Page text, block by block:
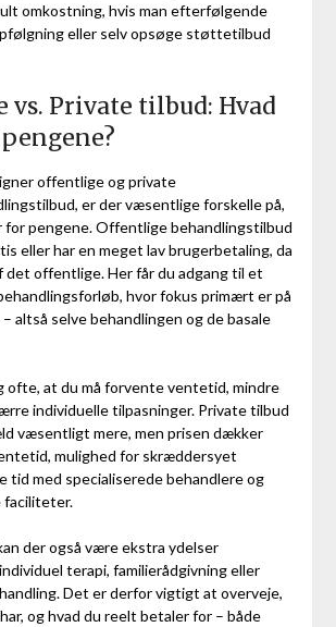
omkostning, hvis man efterfølgende
eller selv opsøge støttetilbud
vs. Private tilbud: Hvad
offentlige og private
er der væsentlige forskelle på,
for pengene. Offentlige behandlingstilbud
eller har en meget lav brugerbetaling, da
det offentlige. Her får du adgang til et
hvor fokus primært er på
altså selve behandlingen og de basale
ofte, at du må forvente ventetid, mindre
individuelle tilpasninger. Private tilbud
væsentligt mere, men prisen dækker
mulighed for skræddersyet
tid med specialiserede behandlere og
faciliteter.
der også være ekstra ydelser
terapi, familierådgivning eller
Det er derfor vigtigt at overveje,
og hvad du reelt betaler for – både